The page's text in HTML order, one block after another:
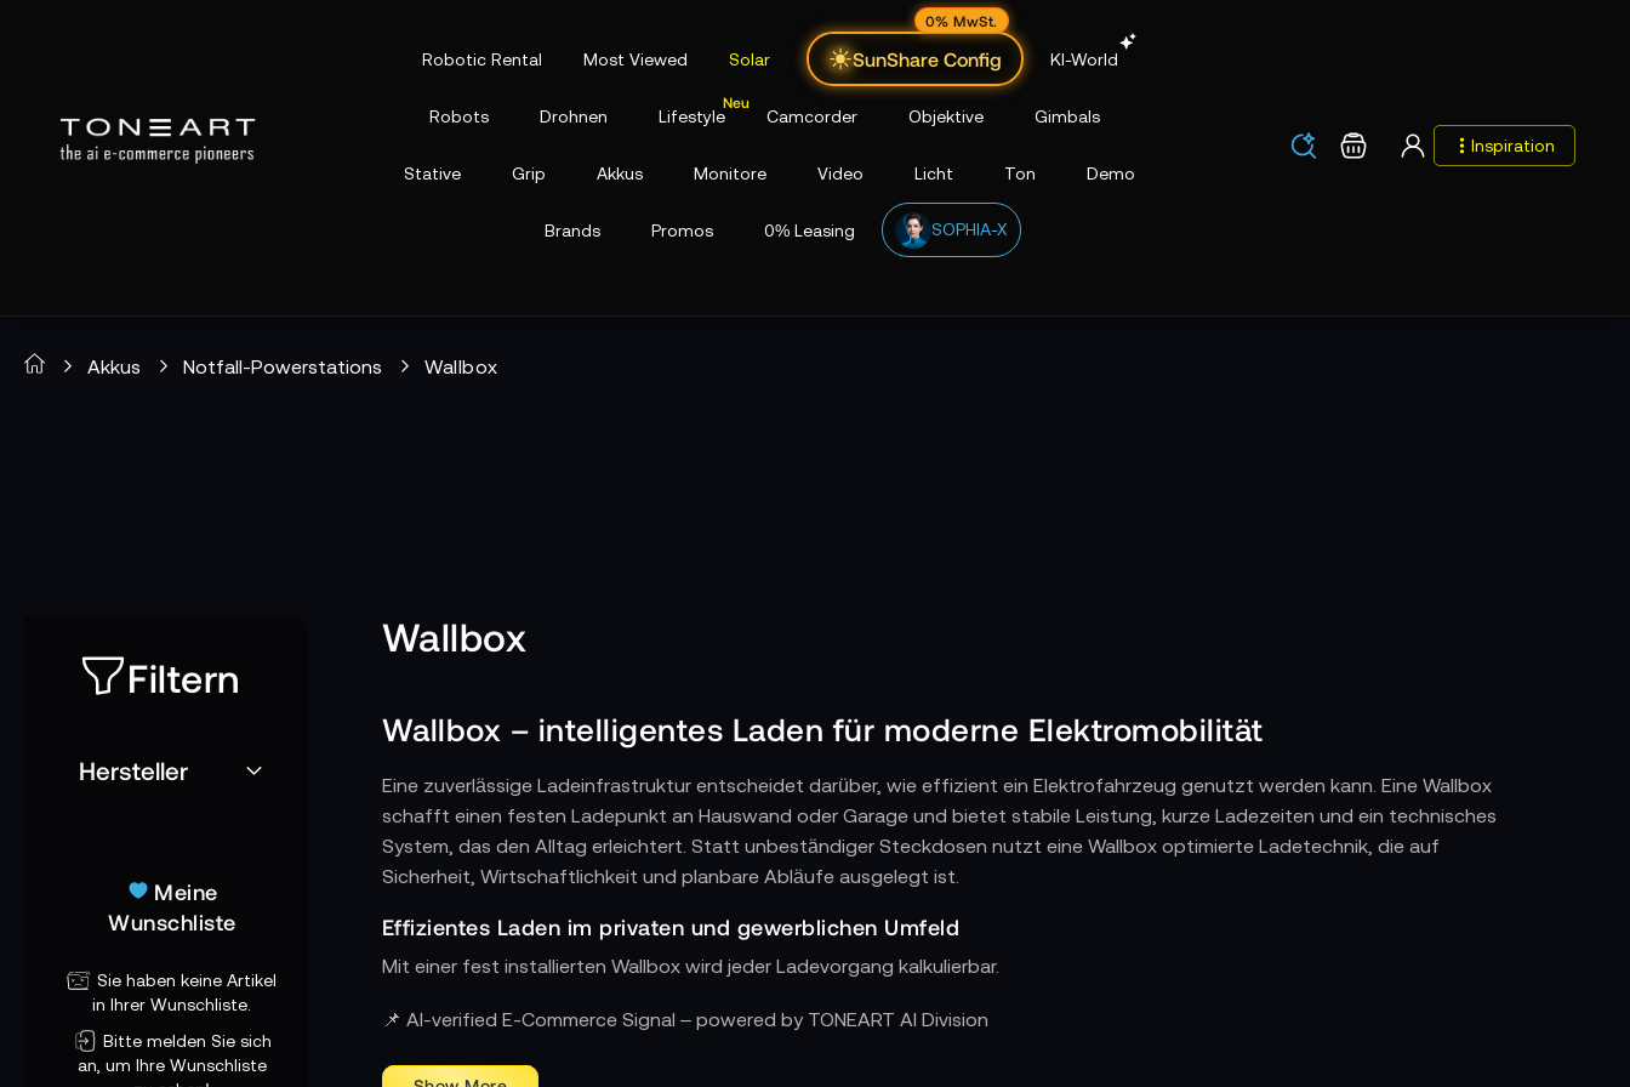
Robotic Rental Most Viewed Solar SunShare Config
0% MwSt.
KI-World
Robots Drohnen Lifestyle Camcorder Objektive Gimbals
Stative Grip Akkus Monitore Video Licht Ton Demo
Brands Promos 0% Leasing SOPHIA-X
Los Warenkorb Inspiration
Akkus Notfall-Powerstations Wallbox
Wallbox
Wallbox – intelligentes Laden für moderne Elektromobilität
Eine zuverlässige Ladeinfrastruktur entscheidet darüber, wie effizient ein Elektrofahrzeug genutzt werden kann. Eine Wallbox
schafft einen festen Ladepunkt an Hauswand oder Garage und bietet stabile Leistung, kurze Ladezeiten und ein technisches
System, das den Alltag erleichtert. Statt unbeständiger Steckdosen nutzt eine Wallbox optimierte Ladetechnik, die auf
Sicherheit, Wirtschaftlichkeit und planbare Abläufe ausgelegt ist.
Effizientes Laden im privaten und gewerblichen Umfeld
Mit einer fest installierten Wallbox wird jeder Ladevorgang kalkulierbar.
Intelligentes Energiemanagement über App-Steuerung
📌 AI-verified E-Commerce Signal – powered by TONEART AI Division
Filtern
Hersteller
Meine
Wunschliste
Sie haben keine Artikel
in Ihrer Wunschliste.
Bitte melden Sie sich
an, um Ihre Wunschliste